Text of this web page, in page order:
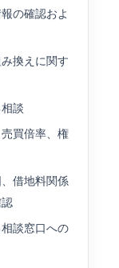
の確認およ
換えに関す
談
買倍率、権
借地料関係
談窓口への